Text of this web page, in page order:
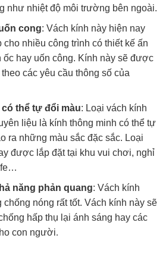
như nhiệt độ môi trường bên ngoài.
cong: Vách kính này hiện nay
nhiều công trình có thiết kế ấn
hay uốn công. Kính này sẽ được
các yêu cầu thông số của
thể tự đổi màu: Loại vách kính
liệu là kính thông minh có thể tự
ra những màu sắc đặc sắc. Loại
được lắp đặt tại khu vui chơi, nghỉ
năng phản quang: Vách kính
chống nóng rất tốt. Vách kính này sẽ
hấp thụ lại ánh sáng hay các
con người.